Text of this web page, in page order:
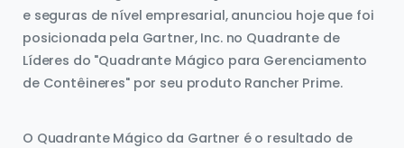
e seguras de nível empresarial, anunciou hoje que foi
posicionada pela Gartner, Inc. no Quadrante de
Líderes do "Quadrante Mágico para Gerenciamento
de Contêineres" por seu produto Rancher Prime.
O Quadrante Mágico da Gartner é o resultado de